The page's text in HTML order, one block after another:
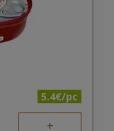
5.4€/pc
+